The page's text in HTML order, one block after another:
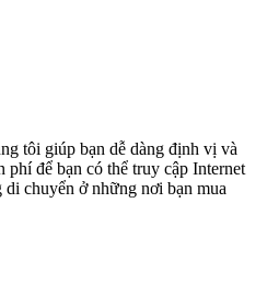
tôi giúp bạn dễ dàng định vị và
để bạn có thể truy cập Internet
chuyển ở những nơi bạn mua